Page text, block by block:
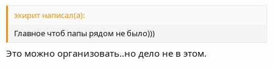
эхирит написал(а):
Главное чтоб папы рядом не было)))
Это можно организовать..но дело не в этом.